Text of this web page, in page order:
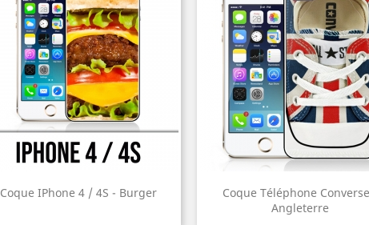
Coque IPhone 4 / 4S - Burger
Coque Téléphone
Angleterre